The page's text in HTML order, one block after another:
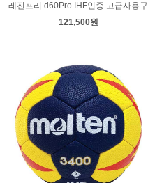
레진프리 d60Pro IHF인증 고급사용구
121,500원